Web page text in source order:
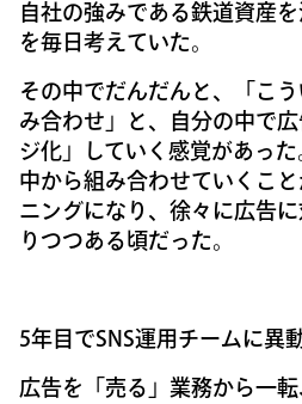
自社の強みである鉄道資産
を毎日考えていた。
その中でだんだんと、「こ
み合わせ」と、自分の中で
ジ化」していく感覚があっ
中から組み合わせていくこ
ニングになり、徐々に広告
りつつある頃だった。
5年目でSNS運用チームに異
広告を「売る」業務から一転